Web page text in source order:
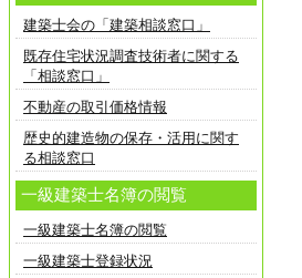
建築士会の「建築相談窓口」
既存住宅状況調査技術者に関する
「相談窓口」
不動産の取引価格情報
歴史的建造物の保存・活用に関す
る相談窓口
一級建築士名簿の閲覧
一級建築士名簿の閲覧
一級建築士登録状況